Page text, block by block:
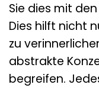
Sie dies mit den
Dies hilft nicht
zu
abstrakte
begreifen.